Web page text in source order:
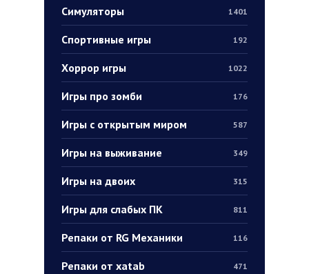
Симуляторы 1401
Спортивные игры 192
Хоррор игры 1022
Игры про зомби 176
Игры с открытым миром 587
Игры на выживание 349
Игры на двоих 315
Игры для слабых ПК 811
Репаки от RG Механики 116
Репаки от xatab 471